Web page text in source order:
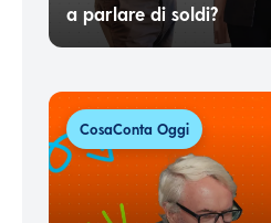
a parlare di soldi?
CosaConta Oggi